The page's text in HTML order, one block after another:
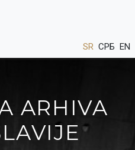
SR СРБ EN
ARHIVA